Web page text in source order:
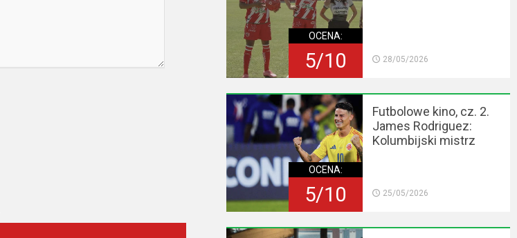
OCENA:
5/10 28/05/2026
OCENA:
5/10
Futbolowe kino, cz. 2.
James Rodriguez:
Kolumbijski mistrz
25/05/2026